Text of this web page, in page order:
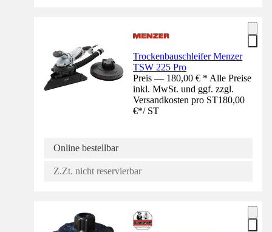
Trockenbauschleifer Menzer
TSW 225 Pro
Preis — 180,00 € * Alle Preise
inkl. MwSt. und ggf. zzgl.
Versandkosten pro ST180,00
€*/ ST
Online bestellbar
Z.Zt. nicht reservierbar